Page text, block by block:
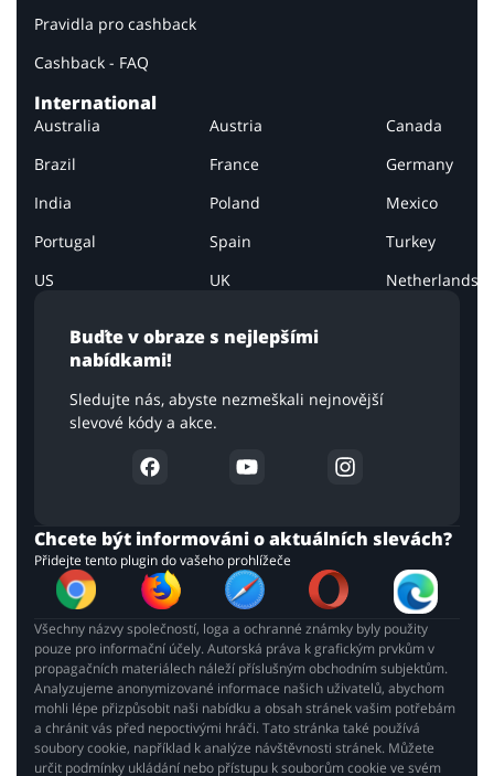
Buďte v obraze s nejlepšími
nabídkami!
Sledujte nás, abyste nezmeškali nejnovější
slevové kódy a akce.
Pravidla pro cashback
Cashback - FAQ
International
Australia Austria
Canada
Brazil
France
Germany
India
Poland
Mexico
Portugal
Spain
Turkey
US
UK Netherlands
Chcete být informováni o aktuálních slevách?
Přidejte tento plugin do vašeho prohlížeče
Všechny názvy společností, loga a ochranné známky byly použity
pouze pro informační účely. Autorská práva k grafickým prvkům v
propagačních materiálech náleží příslušným obchodním subjektům.
Analyzujeme anonymizované informace našich uživatelů, abychom
mohli lépe přizpůsobit naši nabídku a obsah stránek vašim potřebám
a chránit vás před nepoctivými hráči. Tato stránka také používá
soubory cookie, například k analýze návštěvnosti stránek. Můžete
určit podmínky ukládání nebo přístupu k souborům cookie ve svém